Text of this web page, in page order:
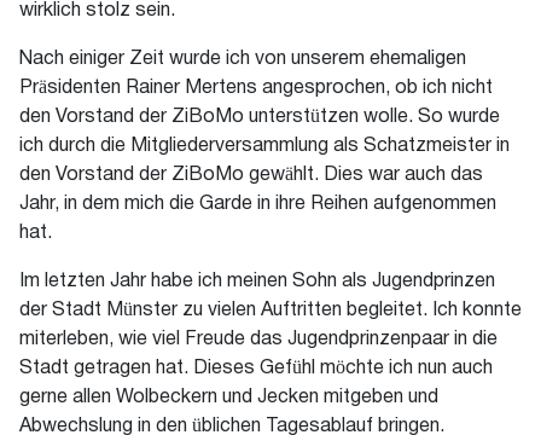
wirklich stolz sein.
Nach einiger Zeit wurde ich von unserem ehemaligen
Präsidenten Rainer Mertens angesprochen, ob ich nicht
den Vorstand der ZiBoMo unterstützen wolle. So wurde
ich durch die Mitgliederversammlung als Schatzmeister in
den Vorstand der ZiBoMo gewählt. Dies war auch das
Jahr, in dem mich die Garde in ihre Reihen aufgenommen
hat.
Im letzten Jahr habe ich meinen Sohn als Jugendprinzen
der Stadt Münster zu vielen Auftritten begleitet. Ich konnte
miterleben, wie viel Freude das Jugendprinzenpaar in die
Stadt getragen hat. Dieses Gefühl möchte ich nun auch
gerne allen Wolbeckern und Jecken mitgeben und
Abwechslung in den üblichen Tagesablauf bringen.